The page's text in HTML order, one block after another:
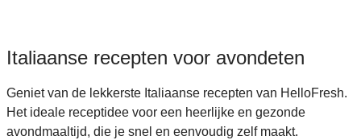
Italiaanse recepten voor avondeten
Geniet van de lekkerste Italiaanse recepten van HelloFresh.
Het ideale receptidee voor een heerlijke en gezonde
avondmaaltijd, die je snel en eenvoudig zelf maakt.